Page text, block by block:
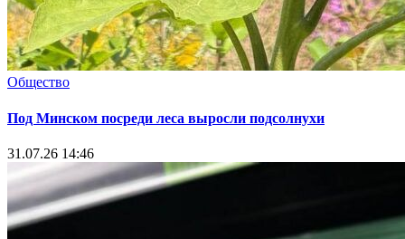
Общество
Под Минском посреди леса выросли подсолнухи
31.07.26 14:46